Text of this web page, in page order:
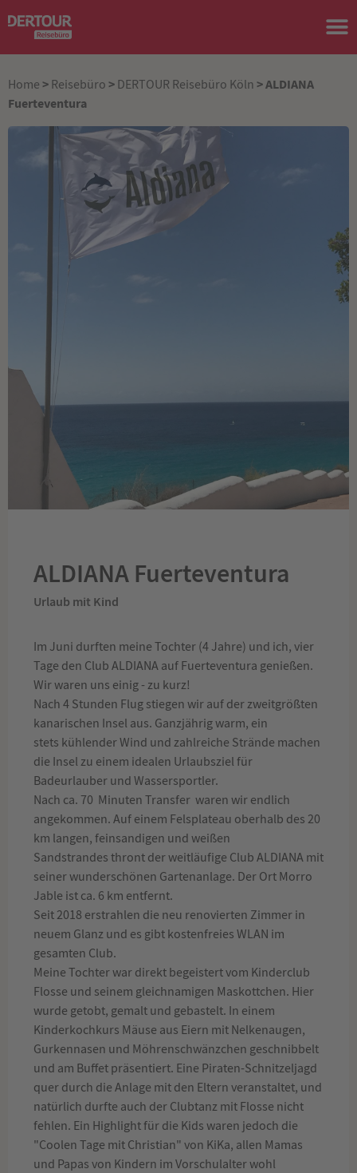
Home > Reisebüro > DERTOUR Reisebüro Köln > ALDIANA
Fuerteventura
ALDIANA Fuerteventura
Urlaub mit Kind
Im Juni durften meine Tochter (4 Jahre) und ich, vier
Tage den Club ALDIANA auf Fuerteventura genießen.
Wir waren uns einig - zu kurz!
Nach 4 Stunden Flug stiegen wir auf der zweitgrößten
kanarischen Insel aus. Ganzjährig warm, ein
stets kühlender Wind und zahlreiche Strände machen
die Insel zu einem idealen Urlaubsziel für
Badeurlauber und Wassersportler.
Nach ca. 70 Minuten Transfer waren wir endlich
angekommen. Auf einem Felsplateau oberhalb des 20
km langen, feinsandigen und weißen
Sandstrandes thront der weitläufige Club ALDIANA mit
seiner wunderschönen Gartenanlage. Der Ort Morro
Jable ist ca. 6 km entfernt.
Seit 2018 erstrahlen die neu renovierten Zimmer in
neuem Glanz und es gibt kostenfreies WLAN im
gesamten Club.
Meine Tochter war direkt begeistert vom Kinderclub
Flosse und seinem gleichnamigen Maskottchen. Hier
wurde getobt, gemalt und gebastelt. In einem
Kinderkochkurs Mäuse aus Eiern mit Nelkenaugen,
Gurkennasen und Möhrenschwänzchen geschnibbelt
und am Buffet präsentiert. Eine Piraten-Schnitzeljagd
quer durch die Anlage mit den Eltern veranstaltet, und
natürlich durfte auch der Clubtanz mit Flosse nicht
fehlen. Ein Highlight für die Kids waren jedoch die
"Coolen Tage mit Christian" von KiKa, allen Mamas
und Papas von Kindern im Vorschulalter wohl